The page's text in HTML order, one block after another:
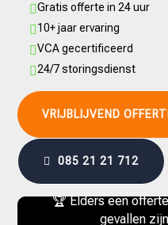
Gratis offerte in 24 uur
10+ jaar ervaring
VCA gecertificeerd
24/7 storingsdienst
VRIJBLIJVEND
085 21 21 712
🏆 Elders een
gevallen